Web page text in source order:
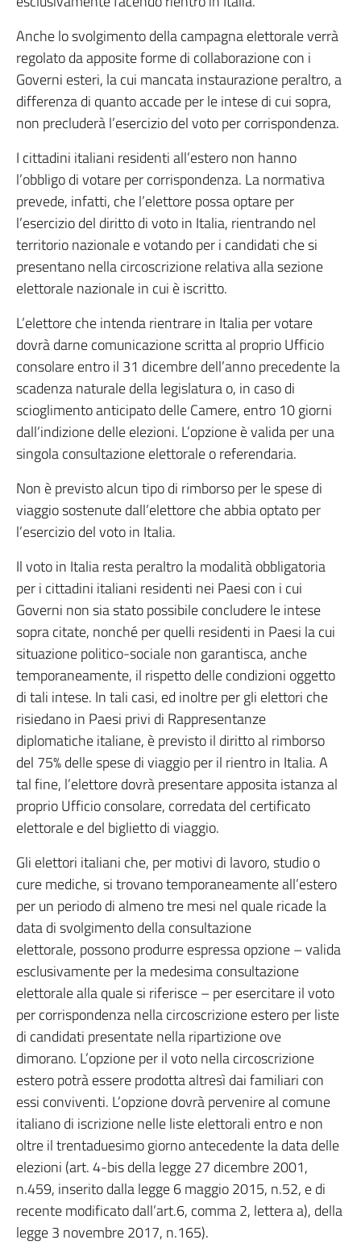
Anche lo svolgimento della campagna elettorale verrà
regolato da apposite forme di collaborazione con i
Governi esteri, la cui mancata instaurazione peraltro, a
differenza di quanto accade per le intese di cui sopra,
non precluderà l’esercizio del voto per corrispondenza.
I cittadini italiani residenti all’estero non hanno
l’obbligo di votare per corrispondenza. La normativa
prevede, infatti, che l’elettore possa optare per
l’esercizio del diritto di voto in Italia, rientrando nel
territorio nazionale e votando per i candidati che si
presentano nella circoscrizione relativa alla sezione
elettorale nazionale in cui è iscritto.
L’elettore che intenda rientrare in Italia per votare
dovrà darne comunicazione scritta al proprio Ufficio
consolare entro il 31 dicembre dell’anno precedente la
scadenza naturale della legislatura o, in caso di
scioglimento anticipato delle Camere, entro 10 giorni
dall’indizione delle elezioni. L’opzione è valida per una
singola consultazione elettorale o referendaria.
Non è previsto alcun tipo di rimborso per le spese di
viaggio sostenute dall’elettore che abbia optato per
l’esercizio del voto in Italia.
Il voto in Italia resta peraltro la modalità obbligatoria
per i cittadini italiani residenti nei Paesi con i cui
Governi non sia stato possibile concludere le intese
sopra citate, nonché per quelli residenti in Paesi la cui
situazione politico-sociale non garantisca, anche
temporaneamente, il rispetto delle condizioni oggetto
di tali intese. In tali casi, ed inoltre per gli elettori che
risiedano in Paesi privi di Rappresentanze
diplomatiche italiane, è previsto il diritto al rimborso
del 75% delle spese di viaggio per il rientro in Italia. A
tal fine, l’elettore dovrà presentare apposita istanza al
proprio Ufficio consolare, corredata del certificato
elettorale e del biglietto di viaggio.
Gli elettori italiani che, per motivi di lavoro, studio o
cure mediche, si trovano temporaneamente all’estero
per un periodo di almeno tre mesi nel quale ricade la
data di svolgimento della consultazione
elettorale, possono produrre espressa opzione – valida
esclusivamente per la medesima consultazione
elettorale alla quale si riferisce – per esercitare il voto
per corrispondenza nella circoscrizione estero per liste
di candidati presentate nella ripartizione ove
dimorano. L’opzione per il voto nella circoscrizione
estero potrà essere prodotta altresì dai familiari con
essi conviventi. L’opzione dovrà pervenire al comune
italiano di iscrizione nelle liste elettorali entro e non
oltre il trentaduesimo giorno antecedente la data delle
elezioni (art. 4-bis della legge 27 dicembre 2001,
n.459, inserito dalla legge 6 maggio 2015, n.52, e di
recente modificato dall’art.6, comma 2, lettera a), della
legge 3 novembre 2017, n.165).